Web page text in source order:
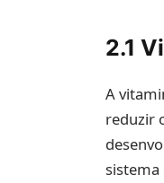
2.1
A
reduzir
sistema